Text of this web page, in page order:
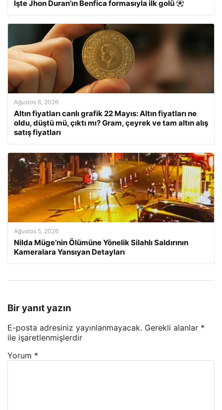
İşte Jhon Duran’ın Benfica formasıyla ilk golü
Ağustos 6, 2026
Altın fiyatları canlı grafik 22 Mayıs: Altın fiyatları ne
oldu, düştü mü, çıktı mı? Gram, çeyrek ve tam altın alış
satış fiyatları
Ağustos 5, 2026
Nilda Müge’nin Ölümüne Yönelik Silahlı Saldırının
Kameralara Yansıyan Detayları
Bir yanıt yazın
E-posta adresiniz yayınlanmayacak. Gerekli alanlar *
ile işaretlenmişlerdir
Yorum *